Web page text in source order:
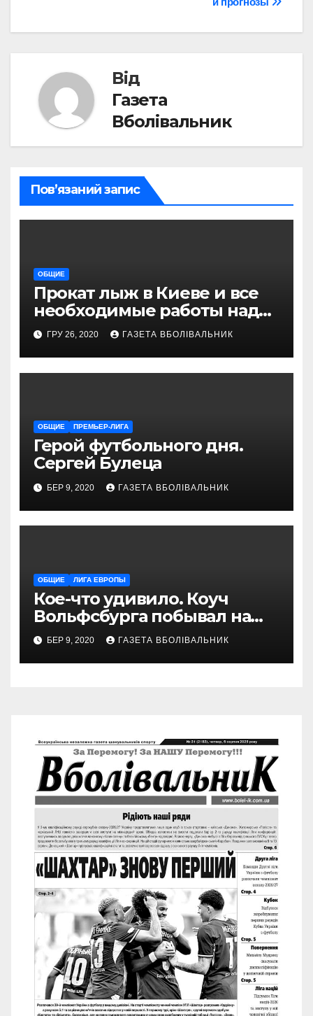
Від
Газета
Вболівальник
Пов’язаний запис
ОБЩИЕ
Прокат лыж в Киеве и все
необходимые работы над
снаряжением, которое
проводит магазин
«VELOPARK»
ГРУ 26, 2020 ГАЗЕТА ВБОЛІВАЛЬНИК
ОБЩИЕ ПРЕМЬЕР-ЛИГА
Герой футбольного дня.
Сергей Булеца
БЕР 9, 2020 ГАЗЕТА ВБОЛІВАЛЬНИК
ОБЩИЕ ЛИГА ЕВРОПЫ
Кое-что удивило. Коуч
Вольфсбурга побывал на
матче Шахтера с Колосом
БЕР 9, 2020 ГАЗЕТА ВБОЛІВАЛЬНИК